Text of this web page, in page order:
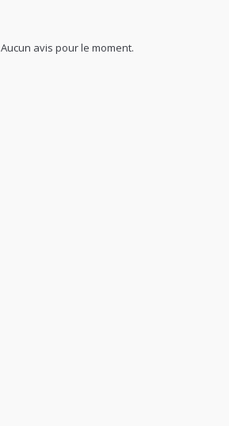
Aucun avis pour le moment.